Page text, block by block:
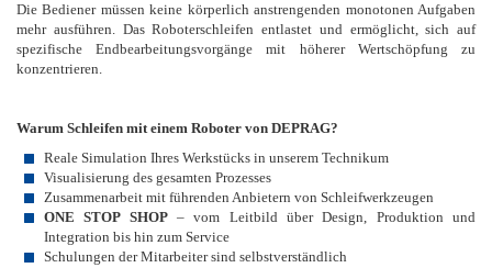
Die Bediener müssen keine körperlich anstrengenden monotonen Aufgaben
mehr ausführen. Das Roboterschleifen entlastet und ermöglicht, sich auf
spezifische Endbearbeitungsvorgänge mit höherer Wertschöpfung zu
konzentrieren.
Warum Schleifen mit einem Roboter von DEPRAG?
Reale Simulation Ihres Werkstücks in unserem Technikum
Visualisierung des gesamten Prozesses
Zusammenarbeit mit führenden Anbietern von Schleifwerkzeugen
ONE STOP SHOP– vom Leitbild über Design, Produktion und
Integration bis hin zum Service
Schulungen der Mitarbeiter sind selbstverständlich